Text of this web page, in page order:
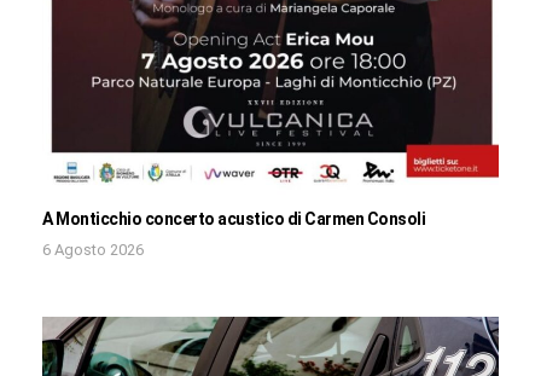
A Monticchio concerto acustico di Carmen Consoli
6 Agosto 2026